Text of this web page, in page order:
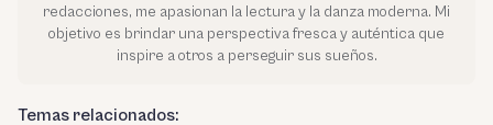
redacciones, me apasionan la lectura y la danza moderna. Mi
objetivo es brindar una perspectiva fresca y auténtica que
inspire a otros a perseguir sus sueños.
Temas relacionados: